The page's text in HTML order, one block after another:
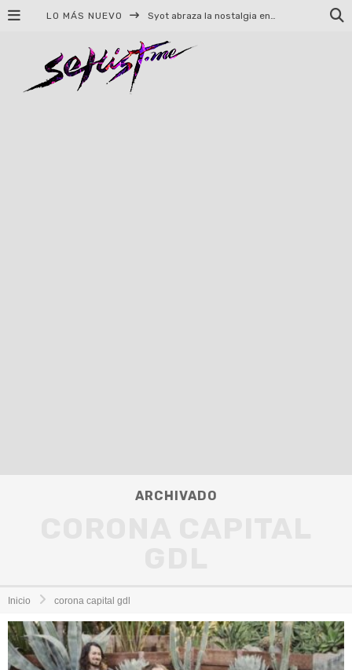
LO MÁS NUEVO Syot abraza la nostalgia en «Blame», el primer adelanto de su EP debut
ARCHIVADO
Inicio corona capital gdl